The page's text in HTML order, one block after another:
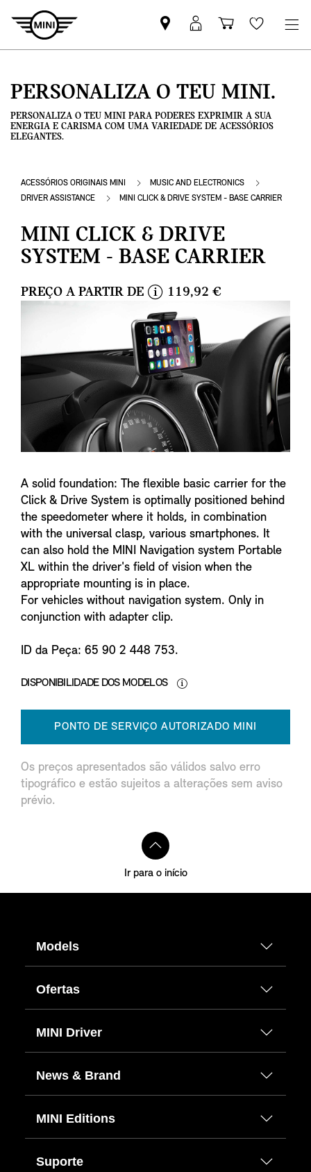
Pesquisar
parceiro
Iniciar
sessão
Carrinho
de
Wishlist
PERSONALIZA O TEU MINI.
PERSONALIZA O TEU MINI PARA PODERES EXPRIMIR A SUA
ENERGIA E CARISMA COM UMA VARIEDADE DE ACESSÓRIOS
ELEGANTES.
ACESSÓRIOS ORIGINAIS MINI
MUSIC AND ELECTRONICS
DRIVER ASSISTANCE
MINI CLICK & DRIVE SYSTEM - BASE CARRIER
MINI CLICK & DRIVE
SYSTEM - BASE CARRIER
PREÇO A PARTIR DE
n
f
o
119,92 €
A solid foundation: The flexible basic carrier for the
Click & Drive System is optimally positioned behind
the speedometer where it holds, in combination
with the universal clasp, various smartphones. It
can also hold the MINI Navigation system Portable
XL within the driver's field of vision when the
appropriate mounting is in place.
For vehicles without navigation system. Only in
conjunction with adapter clip.
ID da Peça: 65 90 2 448 753.
DISPONIBILIDADE DOS MODELOS
PONTO DE SERVIÇO AUTORIZADO MINI
Os preços apresentados são válidos salvo erro
tipográfico e estão sujeitos a alterações sem aviso
prévio.
Ir para o início
Models
Ofertas
MINI Driver
News & Brand
MINI Editions
Suporte